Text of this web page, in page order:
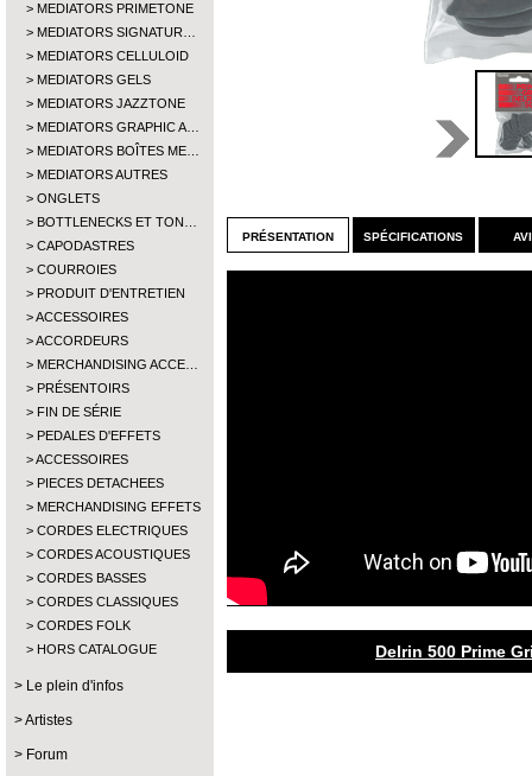
MEDIATORS PRIMETONE
MEDIATORS SIGNATUR…
MEDIATORS CELLULOID
MEDIATORS GELS
MEDIATORS JAZZTONE
MEDIATORS GRAPHIC A…
MEDIATORS BOÎTES ME…
MEDIATORS AUTRES
ONGLETS
BOTTLENECKS ET TON…
CAPODASTRES
COURROIES
PRODUIT D'ENTRETIEN
ACCESSOIRES
ACCORDEURS
MERCHANDISING ACCE…
PRÉSENTOIRS
FIN DE SÉRIE
PEDALES D'EFFETS
ACCESSOIRES
PIECES DETACHEES
MERCHANDISING EFFETS
CORDES ELECTRIQUES
CORDES ACOUSTIQUES
CORDES BASSES
CORDES CLASSIQUES
CORDES FOLK
HORS CATALOGUE
Le plein d'infos
Artistes
Forum
présentation spécifications
Delrin 500 Prime